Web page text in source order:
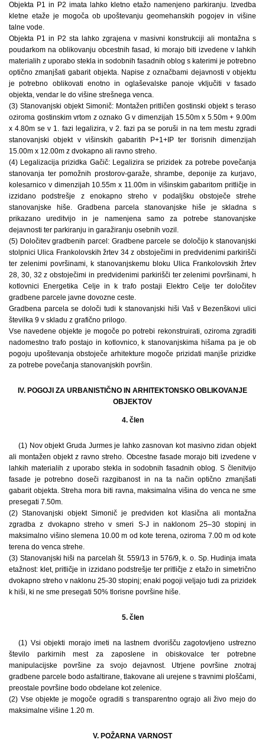
Objekta P1 in P2 imata lahko kletno etažo namenjeno parkiranju. Izvedba
kletne etaže je mogoča ob upoštevanju geomehanskih pogojev in višine
talne vode.
Objekta P1 in P2 sta lahko zgrajena v masivni konstrukciji ali montažna s
poudarkom na oblikovanju obcestnih fasad, ki morajo biti izvedene v lahkih
materialih z uporabo stekla in sodobnih fasadnih oblog s katerimi je potrebno
optično zmanjšati gabarit objekta. Napise z označbami dejavnosti v objektu
je potrebno oblikovati enotno in oglaševalske panoje vključiti v fasado
objekta, vendar le do višine strešnega venca.
(3) Stanovanjski objekt Simonič: Montažen pritličen gostinski objekt s teraso
oziroma gostinskim vrtom z oznako G v dimenzijah 15.50m x 5.50m + 9.00m
x 4.80m se v 1. fazi legalizira, v 2. fazi pa se poruši in na tem mestu zgradi
stanovanjski objekt v višinskih gabaritih P+1+IP ter tlorisnih dimenzijah
15.00m x 12.00m z dvokapno ali ravno streho.
(4) Legalizacija prizidka Gačič: Legalizira se prizidek za potrebe povečanja
stanovanja ter pomožnih prostorov-garaže, shrambe, deponije za kurjavo,
kolesarnico v dimenzijah 10.55m x 11.00m in višinskim gabaritom pritličje in
izzidano podstrešje z enokapno streho v podaljšku obstoječe strehe
stanovanjske hiše. Gradbena parcela stanovanjske hiše je skladna s
prikazano ureditvijo in je namenjena samo za potrebe stanovanjske
dejavnosti ter parkiranju in garažiranju osebnih vozil.
(5) Določitev gradbenih parcel: Gradbene parcele se določijo k stanovanjski
stolpnici Ulica Frankolovskih žrtev 34 z obstoječimi in predvidenimi parkirišči
ter zelenimi površinami, k stanovanjskemu bloku Ulica Frankolovskih žrtev
28, 30, 32 z obstoječimi in predvidenimi parkirišči ter zelenimi površinami, h
kotlovnici Energetika Celje in k trafo postaji Elektro Celje ter določitev
gradbene parcele javne dovozne ceste.
Gradbena parcela se določi tudi k stanovanjski hiši Vaš v Bezenškovi ulici
številka 9 v skladu z grafično prilogo.
Vse navedene objekte je mogoče po potrebi rekonstruirati, oziroma zgraditi
nadomestno trafo postajo in kotlovnico, k stanovanjskima hišama pa je ob
pogoju upoštevanja obstoječe arhitekture mogoče prizidati manjše prizidke
za potrebe povečanja stanovanjskih površin.
IV. POGOJI ZA URBANISTIČNO IN ARHITEKTONSKO OBLIKOVANJE
OBJEKTOV
4. člen
(1) Nov objekt Gruda Jurmes je lahko zasnovan kot masivno zidan objekt
ali montažen objekt z ravno streho. Obcestne fasade morajo biti izvedene v
lahkih materialih z uporabo stekla in sodobnih fasadnih oblog. S členitvijo
fasade je potrebno doseči razgibanost in na ta način optično zmanjšati
gabarit objekta. Streha mora biti ravna, maksimalna višina do venca ne sme
presegati 7.50m.
(2) Stanovanjski objekt Simonič je predviden kot klasična ali montažna
zgradba z dvokapno streho v smeri S-J in naklonom 25–30 stopinj in
maksimalno višino slemena 10.00 m od kote terena, oziroma 7.00 m od kote
terena do venca strehe.
(3) Stanovanjski hiši na parcelah št. 559/13 in 576/9, k. o. Sp. Hudinja imata
etažnost: klet, pritličje in izzidano podstrešje ter pritličje z etažo in simetrično
dvokapno streho v naklonu 25-30 stopinj; enaki pogoji veljajo tudi za prizidek
k hiši, ki ne sme presegati 50% tlorisne površine hiše.
5. člen
(1) Vsi objekti morajo imeti na lastnem dvorišču zagotovljeno ustrezno
število parkirnih mest za zaposlene in obiskovalce ter potrebne
manipulacijske površine za svojo dejavnost. Utrjene površine znotraj
gradbene parcele bodo asfaltirane, tlakovane ali urejene s travnimi ploščami,
preostale površine bodo obdelane kot zelenice.
(2) Vse objekte je mogoče ograditi s transparentno ograjo ali živo mejo do
maksimalne višine 1.20 m.
V. POŽARNA VARNOST